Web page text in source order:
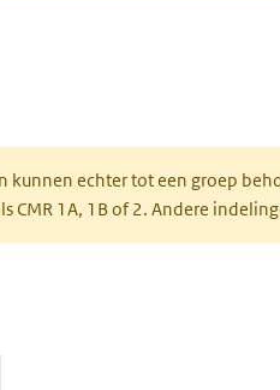
kunnen echter tot een groep
1A, 1B of 2. Andere